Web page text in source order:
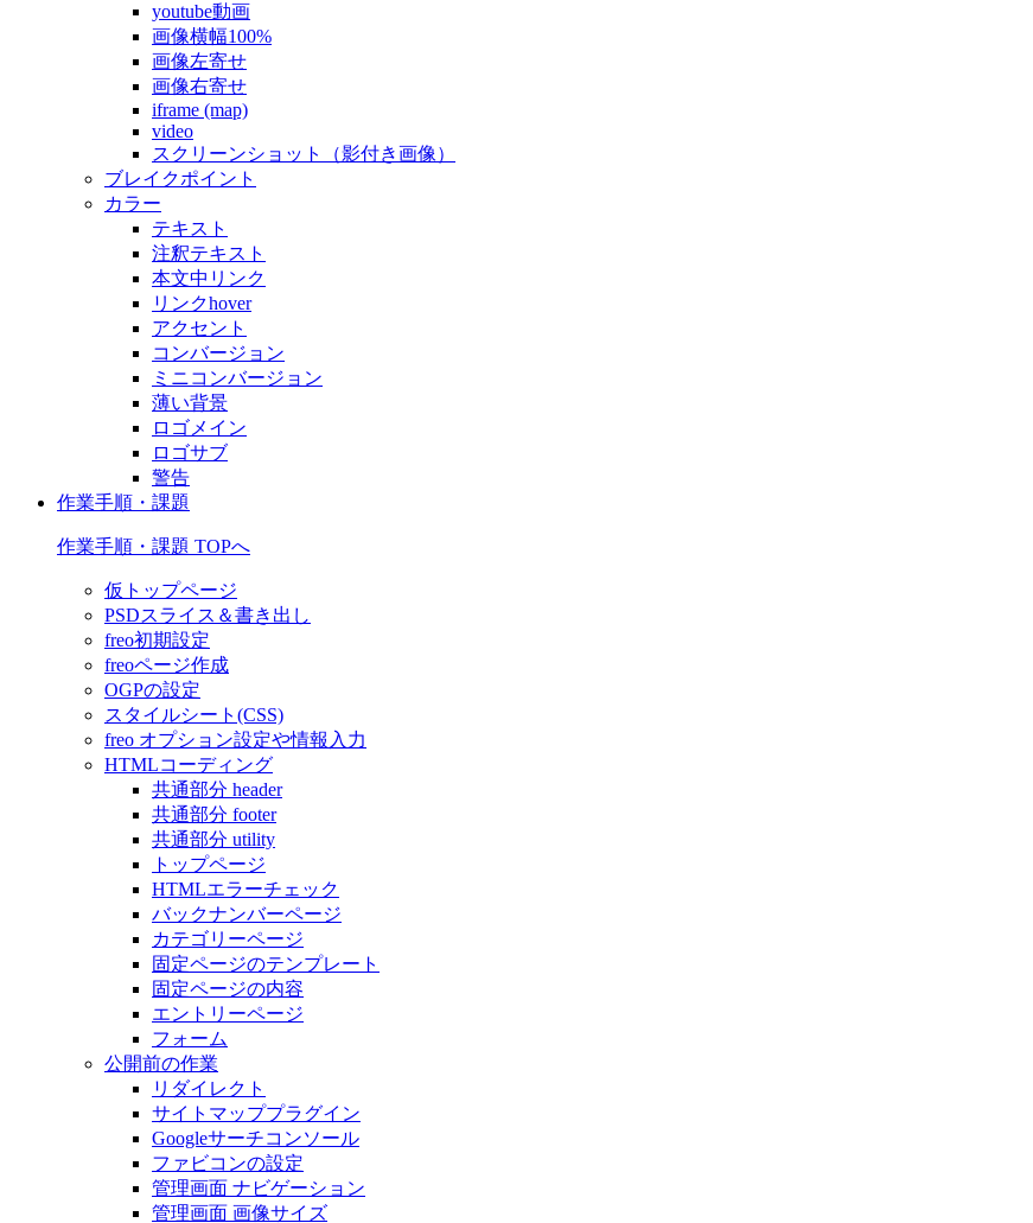
youtube動画
画像横幅100%
画像左寄せ
画像右寄せ
iframe (map)
video
スクリーンショット（影付き画像）
ブレイクポイント
カラー
テキスト
注釈テキスト
本文中リンク
リンクhover
アクセント
コンバージョン
ミニコンバージョン
薄い背景
ロゴメイン
ロゴサブ
警告
作業手順・課題
作業手順・課題 TOPへ
仮トップページ
PSDスライス＆書き出し
freo初期設定
freoページ作成
OGPの設定
スタイルシート(CSS)
freo オプション設定や情報入力
HTMLコーディング
共通部分 header
共通部分 footer
共通部分 utility
トップページ
HTMLエラーチェック
バックナンバーページ
カテゴリーページ
固定ページのテンプレート
固定ページの内容
エントリーページ
フォーム
公開前の作業
リダイレクト
サイトマッププラグイン
Googleサーチコンソール
ファビコンの設定
管理画面 ナビゲーション
管理画面 画像サイズ